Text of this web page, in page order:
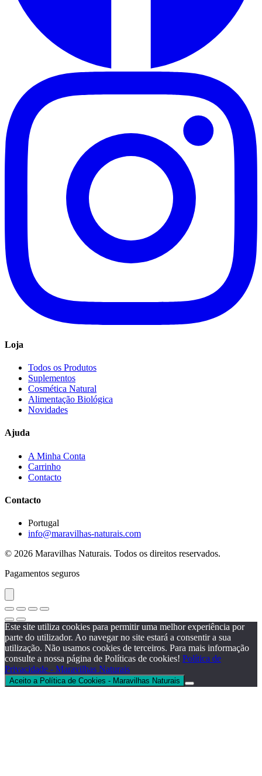
Loja
Todos os Produtos
Suplementos
Cosmética Natural
Alimentação Biológica
Novidades
Ajuda
A Minha Conta
Carrinho
Contacto
Contacto
Portugal
info@maravilhas-naturais.com
© 2026 Maravilhas Naturais. Todos os direitos reservados.
Pagamentos seguros
Este site utiliza cookies para permitir uma melhor experiência por
parte do utilizador. Ao navegar no site estará a consentir a sua
utilização. Não usamos cookies de terceiros. Para mais informação
consulte a nossa página de Políticas de cookies! Política de
Privacidade - Maravilhas Naturais
Aceito a Política de Cookies - Maravilhas Naturais